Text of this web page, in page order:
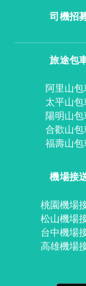
司機招
旅途包
阿里山包
太平山包
陽明山包
合歡山包
福壽山包
機場接
桃園機場
松山機場
台中機場
高雄機場